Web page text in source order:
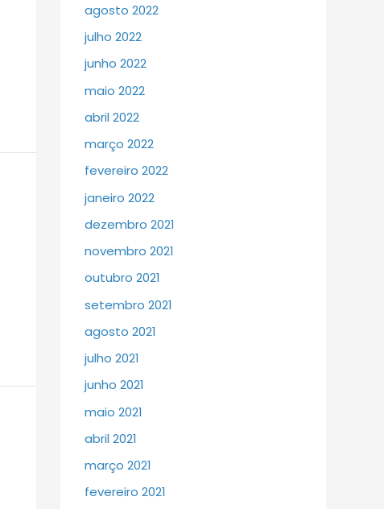
agosto 2022
julho 2022
junho 2022
maio 2022
abril 2022
março 2022
fevereiro 2022
janeiro 2022
dezembro 2021
novembro 2021
outubro 2021
setembro 2021
agosto 2021
julho 2021
junho 2021
maio 2021
abril 2021
março 2021
fevereiro 2021